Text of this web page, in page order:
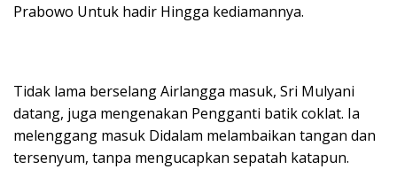
Prabowo Untuk hadir Hingga kediamannya.
Tidak lama berselang Airlangga masuk, Sri Mulyani
datang, juga mengenakan Pengganti batik coklat. Ia
melenggang masuk Didalam melambaikan tangan dan
tersenyum, tanpa mengucapkan sepatah katapun.